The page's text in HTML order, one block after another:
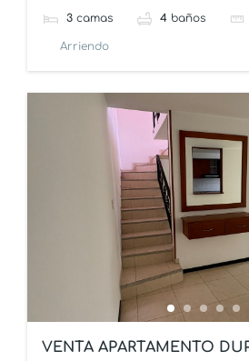
3 camas 4 baños
Arriendo
VENTA APARTAMENTO